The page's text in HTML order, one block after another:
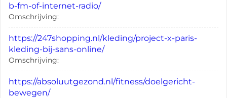
b-fm-of-internet-radio/
Omschrijving:
https://247shopping.nl/kleding/project-x-paris-
kleding-bij-sans-online/
Omschrijving:
https://absoluutgezond.nl/fitness/doelgericht-
bewegen/